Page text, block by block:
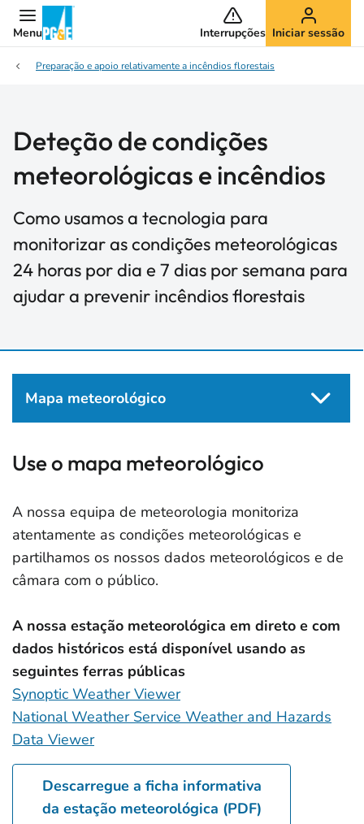
Menu Interrupções Iniciar sessão
Preparação e apoio relativamente a incêndios florestais
Deteção de condições
meteorológicas e incêndios
Como usamos a tecnologia para
monitorizar as condições meteorológicas
24 horas por dia e 7 dias por semana para
ajudar a prevenir incêndios florestais
Mapa meteorológico
Use o mapa meteorológico
A nossa equipa de meteorologia monitoriza
atentamente as condições meteorológicas e
partilhamos os nossos dados meteorológicos e de
câmara com o público.
A nossa estação meteorológica em direto e com
dados históricos está disponível usando as
seguintes ferras públicas
Synoptic Weather Viewer
National Weather Service Weather and Hazards
Data Viewer
Descarregue a ficha informativa
da estação meteorológica (PDF)